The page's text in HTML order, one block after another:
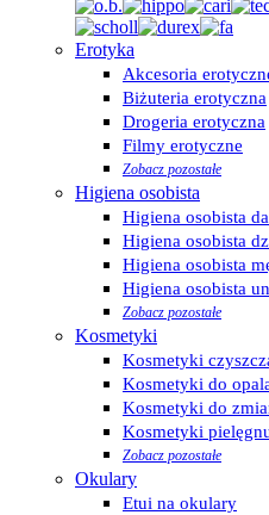
Erotyka
Akcesoria
Biżuteria erotyczna
Drogeria erotyczna
Filmy erotyczne
Zobacz pozostałe
Higiena osobista
Higiena osobista
Higiena osobista
Higiena osobista
Higiena osobista
Zobacz pozostałe
Kosmetyki
Kosmetyki
Kosmetyki do
Kosmetyki do
Kosmetyki
Zobacz pozostałe
Okulary
Etui na okulary